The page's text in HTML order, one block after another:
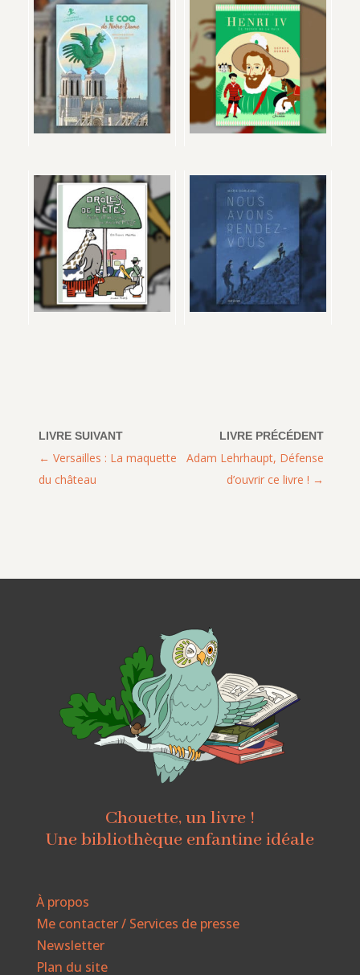
Adam Lehrhaupt, Défense
d’ouvrir ce livre !
Versailles : La maquette
du château
Chouette, un livre !
Une bibliothèque enfantine idéale
À propos
Me contacter / Services de presse
Newsletter
Plan du site